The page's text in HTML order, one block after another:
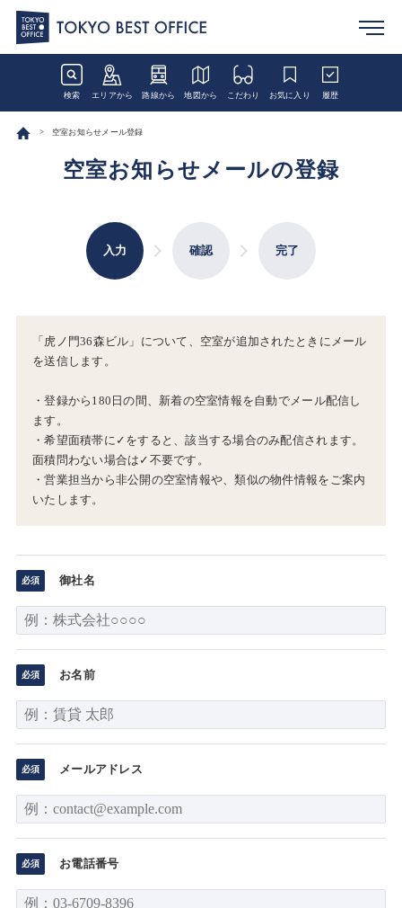
検索 エリアから 路線から 地図から こだわり お気に入り 履歴
空室お知らせメール登録
空室お知らせメールの登録
入力 確認 完了
「虎ノ門36森ビル」について、空室が追加されたときにメール
を送信します。
・登録から180日の間、新着の空室情報を自動でメール配信し
ます。
・希望面積帯に✓をすると、該当する場合のみ配信されます。
面積問わない場合は✓不要です。
・営業担当から非公開の空室情報や、類似の物件情報をご案内
いたします。
御社名
お名前
メールアドレス
お電話番号